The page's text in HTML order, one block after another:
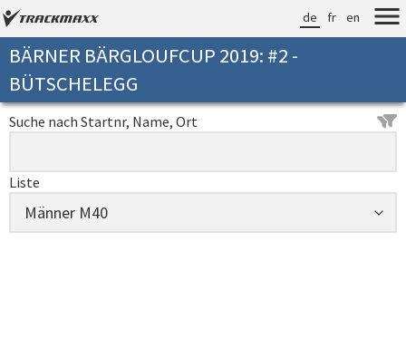
de fr en
BÄRNER BÄRGLOUFCUP 2019: #2 -
BÜTSCHELEGG
Suche nach Startnr, Name, Ort
Liste